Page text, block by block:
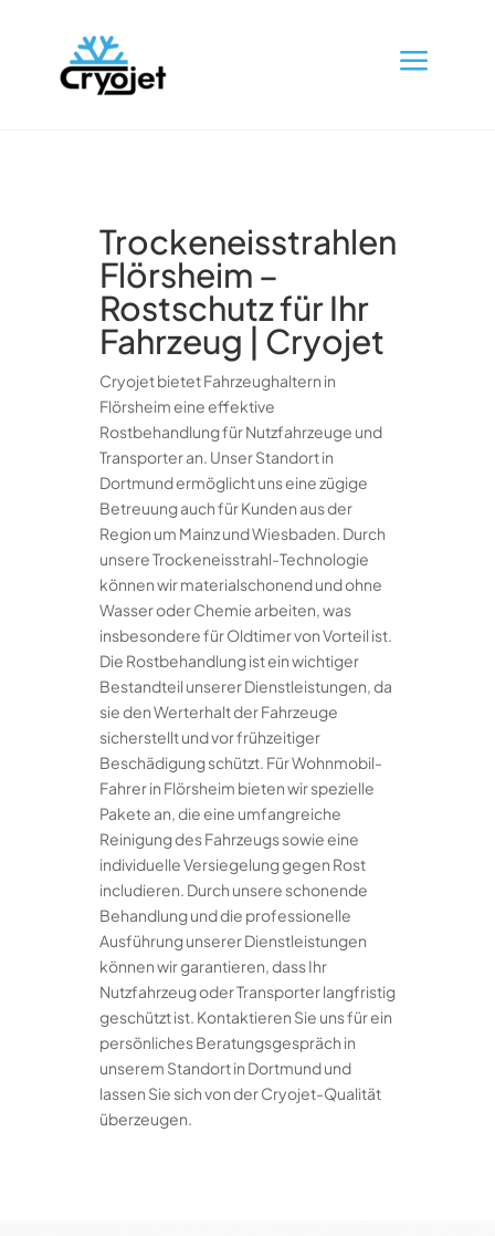
a
Trockeneisstrahlen
Flörsheim –
Rostschutz für Ihr
Fahrzeug | Cryojet
Cryojet bietet Fahrzeughaltern in
Flörsheim eine effektive
Rostbehandlung für Nutzfahrzeuge und
Transporter an. Unser Standort in
Dortmund ermöglicht uns eine zügige
Betreuung auch für Kunden aus der
Region um Mainz und Wiesbaden. Durch
unsere Trockeneisstrahl-Technologie
können wir materialschonend und ohne
Wasser oder Chemie arbeiten, was
insbesondere für Oldtimer von Vorteil ist.
Die Rostbehandlung ist ein wichtiger
Bestandteil unserer Dienstleistungen, da
sie den Werterhalt der Fahrzeuge
sicherstellt und vor frühzeitiger
Beschädigung schützt. Für Wohnmobil-
Fahrer in Flörsheim bieten wir spezielle
Pakete an, die eine umfangreiche
Reinigung des Fahrzeugs sowie eine
individuelle Versiegelung gegen Rost
includieren. Durch unsere schonende
Behandlung und die professionelle
Ausführung unserer Dienstleistungen
können wir garantieren, dass Ihr
Nutzfahrzeug oder Transporter langfristig
geschützt ist. Kontaktieren Sie uns für ein
persönliches Beratungsgespräch in
unserem Standort in Dortmund und
lassen Sie sich von der Cryojet-Qualität
überzeugen.